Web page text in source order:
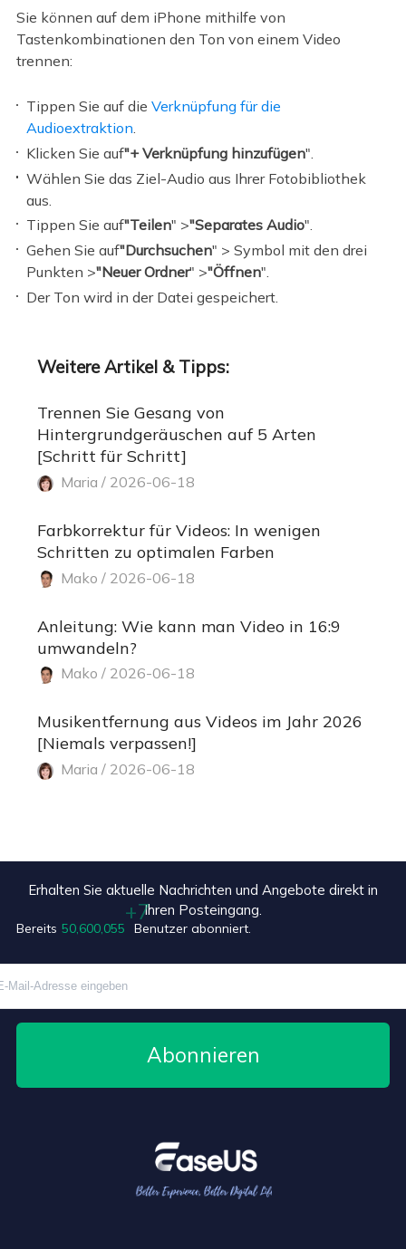
Sie können auf dem iPhone mithilfe von
Tastenkombinationen den Ton von einem Video
trennen:
Tippen Sie auf dieVerknüpfung für die
Audioextraktion.
Klicken Sie auf"+ Verknüpfung hinzufügen".
Wählen Sie das Ziel-Audio aus Ihrer Fotobibliothek
aus.
Tippen Sie auf"Teilen" >"Separates Audio".
Gehen Sie auf"Durchsuchen" > Symbol mit den drei
Punkten >"Neuer Ordner" >"Öffnen".
Der Ton wird in der Datei gespeichert.
Weitere Artikel & Tipps:
Trennen Sie Gesang von
Hintergrundgeräuschen auf 5 Arten
[Schritt für Schritt]
Maria / 2026-06-18
Farbkorrektur für Videos: In wenigen
Schritten zu optimalen Farben
Mako / 2026-06-18
Anleitung: Wie kann man Video in 16:9
umwandeln?
Mako / 2026-06-18
Musikentfernung aus Videos im Jahr 2026
[Niemals verpassen!]
Maria / 2026-06-18
Erhalten Sie aktuelle Nachrichten und Angebote direkt in
Ihren Posteingang.
Bereits 50,600,062 Benutzer abonniert.
Abonnieren